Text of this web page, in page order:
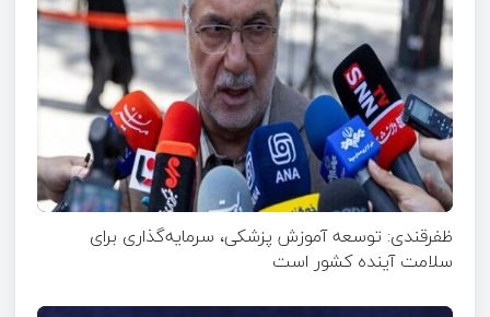
ظفرقندی: توسعه آموزش پزشکی، سرمایه‌گذاری برای
سلامت آینده کشور است